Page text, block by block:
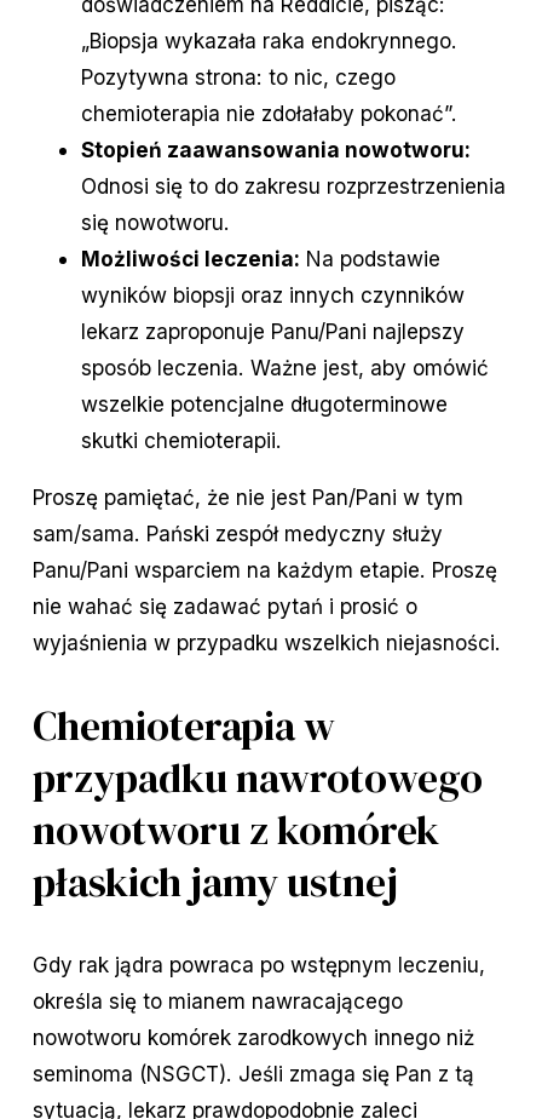
„Biopsja wykazała raka endokrynnego.
Pozytywna strona: to nic, czego
chemioterapia nie zdołałaby pokonać”.
Stopień zaawansowania nowotworu:
Odnosi się to do zakresu rozprzestrzenienia
się nowotworu.
Możliwości leczenia: Na podstawie
wyników biopsji oraz innych czynników
lekarz zaproponuje Panu/Pani najlepszy
sposób leczenia. Ważne jest, aby omówić
wszelkie potencjalne długoterminowe
skutki chemioterapii.
Proszę pamiętać, że nie jest Pan/Pani w tym
sam/sama. Pański zespół medyczny służy
Panu/Pani wsparciem na każdym etapie. Proszę
nie wahać się zadawać pytań i prosić o
wyjaśnienia w przypadku wszelkich niejasności.
Chemioterapia w
przypadku nawrotowego
nowotworu z komórek
płaskich jamy ustnej
Gdy rak jądra powraca po wstępnym leczeniu,
określa się to mianem nawracającego
nowotworu komórek zarodkowych innego niż
seminoma (NSGCT). Jeśli zmaga się Pan z tą
sytuacją, lekarz prawdopodobnie zaleci